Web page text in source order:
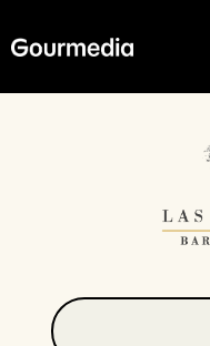
content